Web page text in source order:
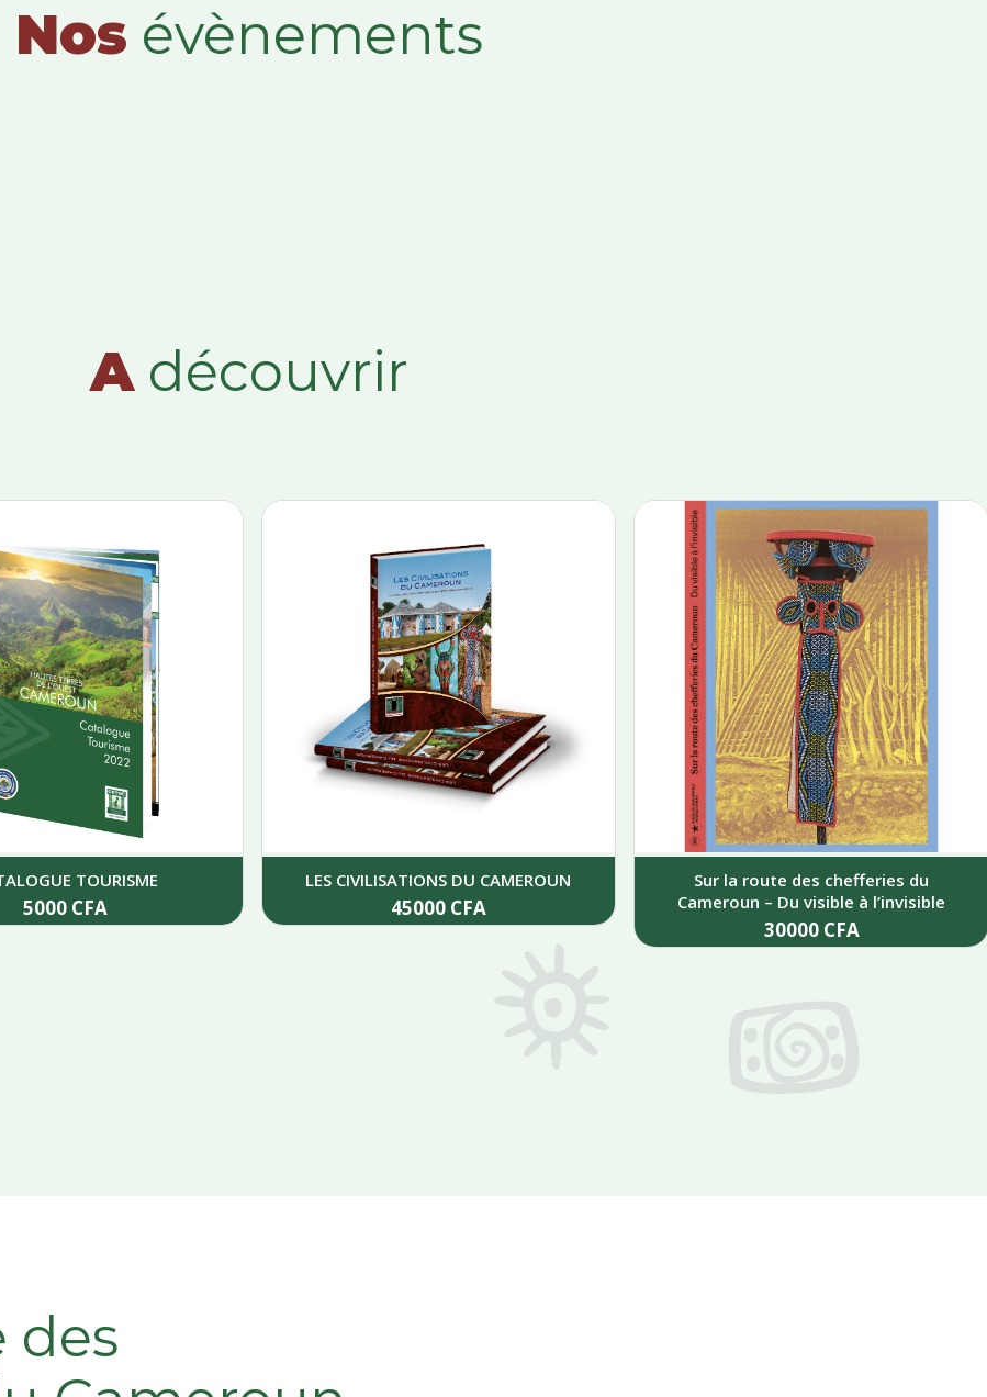
Nos évènements
Adécouvrir
TOURISME
5000 CFA
LES CIVILISATIONS DU CAMEROUN
45000 CFA
Sur la route des chefferies du
Cameroun – Du visible à l’invisible
30000 CFA
des